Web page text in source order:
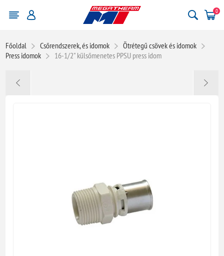
0
Főoldal Csőrendszerek, és idomok
Ötrétegű csövek és idomok
Press idomok
16-1/2" külsőmenetes PPSU press idom